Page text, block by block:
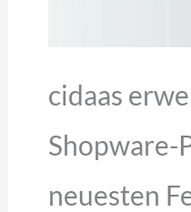
cidaas
Shopware-
neuesten